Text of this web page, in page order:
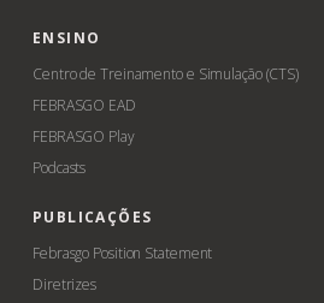
ENSINO
Centro de Treinamento e Simulação (CTS)
FEBRASGO EAD
FEBRASGO Play
Podcasts
PUBLICAÇÕES
Febrasgo Position Statement
Diretrizes